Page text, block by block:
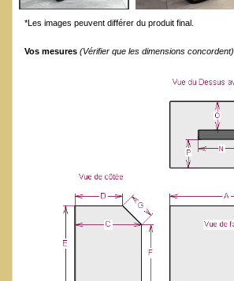
*Les images peuvent différer du produit final.
Vos mesures (Vérifier que les dimensions concordent)